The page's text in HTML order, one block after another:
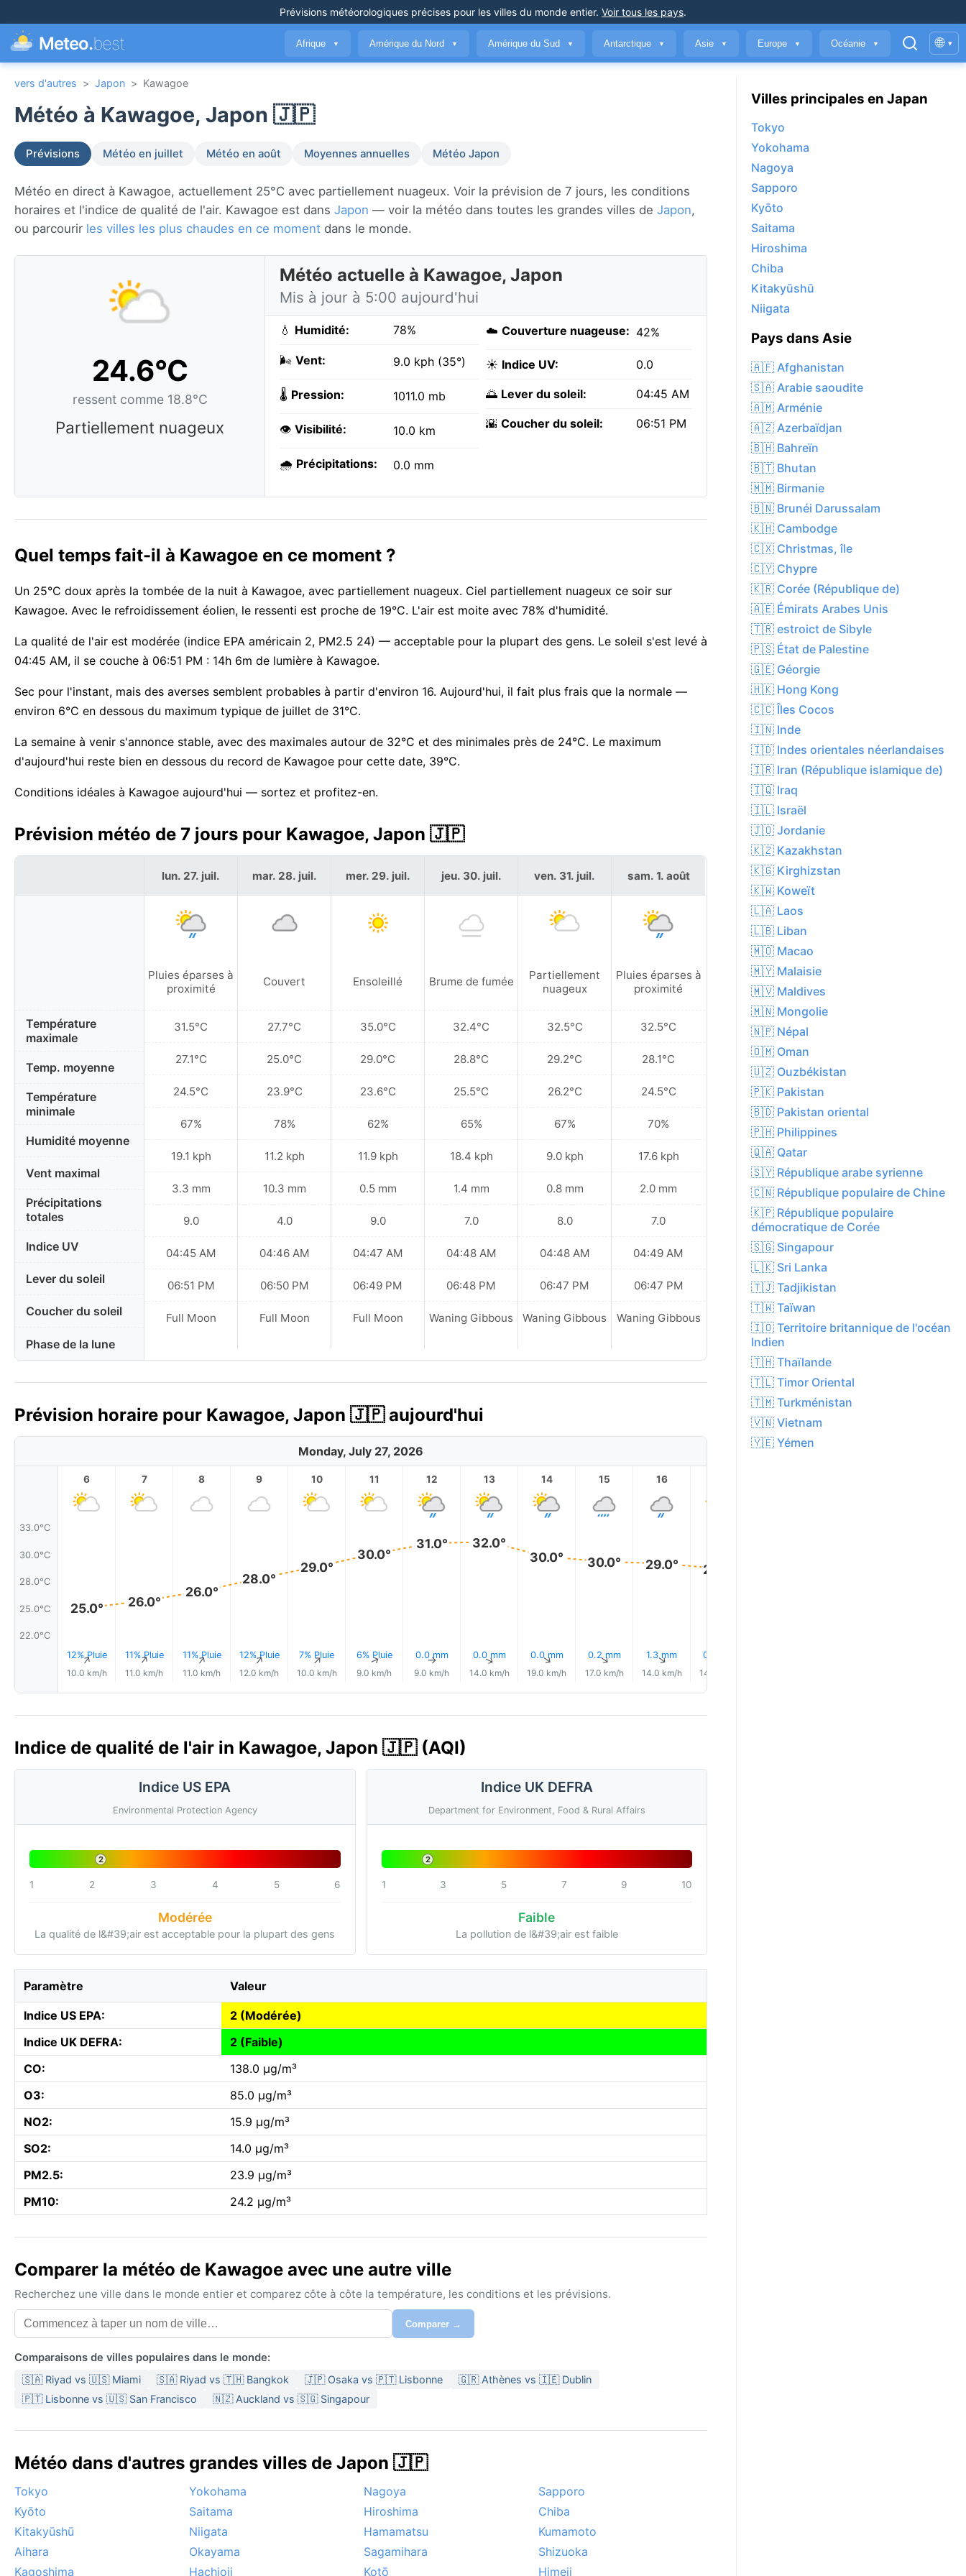
Prévisions météorologiques précises pour les villes du monde entier. Voir tous les pays.
Meteo.best Afrique ▼ Amérique du Nord ▼ Amérique du Sud ▼ Antarctique ▼ Asie ▼ Europe ▼ Océanie ▼ 🌐 ▾
vers d'autres > Japon > Kawagoe
Météo à Kawagoe, Japon 🇯🇵
Prévisions Météo en juillet Météo en août Moyennes annuelles Météo Japon
Météo en direct à Kawagoe, actuellement 25°C avec partiellement nuageux. Voir la prévision de 7 jours, les conditions
horaires et l'indice de qualité de l'air. Kawagoe est dans Japon — voir la météo dans toutes les grandes villes de Japon,
ou parcourir les villes les plus chaudes en ce moment dans le monde.
24.6°C
ressent comme 18.8°C
Partiellement nuageux
Météo actuelle à Kawagoe, Japon
Mis à jour à 5:00 aujourd'hui
💧 Humidité: 78%
🌬️ Vent: 9.0 kph (35°)
🌡️ Pression: 1011.0 mb
👁️ Visibilité: 10.0 km
🌧️ Précipitations: 0.0 mm
☁️ Couverture nuageuse: 42%
☀️ Indice UV: 0.0
🌅 Lever du soleil: 04:45 AM
🌇 Coucher du soleil: 06:51 PM
Quel temps fait-il à Kawagoe en ce moment ?
Un 25°C doux après la tombée de la nuit à Kawagoe, avec partiellement nuageux. Ciel partiellement nuageux ce soir sur
Kawagoe. Avec le refroidissement éolien, le ressenti est proche de 19°C. L'air est moite avec 78% d'humidité.
La qualité de l'air est modérée (indice EPA américain 2, PM2.5 24) — acceptable pour la plupart des gens. Le soleil s'est levé à
04:45 AM, il se couche à 06:51 PM : 14h 6m de lumière à Kawagoe.
Sec pour l'instant, mais des averses semblent probables à partir d'environ 16. Aujourd'hui, il fait plus frais que la normale —
environ 6°C en dessous du maximum typique de juillet de 31°C.
La semaine à venir s'annonce stable, avec des maximales autour de 32°C et des minimales près de 24°C. Le maximum
d'aujourd'hui reste bien en dessous du record de Kawagoe pour cette date, 39°C.
Conditions idéales à Kawagoe aujourd'hui — sortez et profitez-en.
Prévision météo de 7 jours pour Kawagoe, Japon 🇯🇵
Température
maximale
Temp. moyenne
Température
minimale
Humidité moyenne
Vent maximal
Précipitations
totales
Indice UV
Lever du soleil
Coucher du soleil
Phase de la lune
lun. 27. juil.
Pluies éparses à
proximité
31.5°C
27.1°C
24.5°C
67%
19.1 kph
3.3 mm
9.0
04:45 AM
06:51 PM
Full Moon
mar. 28. juil.
Couvert
27.7°C
25.0°C
23.9°C
78%
11.2 kph
10.3 mm
4.0
04:46 AM
06:50 PM
Full Moon
mer. 29. juil.
Ensoleillé
35.0°C
29.0°C
23.6°C
62%
11.9 kph
0.5 mm
9.0
04:47 AM
06:49 PM
Full Moon
jeu. 30. juil.
Brume de fumée
32.4°C
28.8°C
25.5°C
65%
18.4 kph
1.4 mm
7.0
04:48 AM
06:48 PM
Waning Gibbous
ven. 31. juil.
Partiellement
nuageux
32.5°C
29.2°C
26.2°C
67%
9.0 kph
0.8 mm
8.0
04:48 AM
06:47 PM
Waning Gibbous
sam. 1. août
Pluies éparses à
proximité
32.5°C
28.1°C
24.5°C
70%
17.6 kph
2.0 mm
7.0
04:49 AM
06:47 PM
Waning Gibbous
Prévision horaire pour Kawagoe, Japon 🇯🇵 aujourd'hui
Monday, July 27, 2026
33.0°C
30.0°C
28.0°C
25.0°C
22.0°C
6
25.0°
12% Pluie
↑
10.0 km/h
7
26.0°
11% Pluie
↑
11.0 km/h
8
26.0°
11% Pluie
↑
11.0 km/h
9
28.0°
12% Pluie
↑
12.0 km/h
10
29.0°
7% Pluie
↑
10.0 km/h
11
30.0°
6% Pluie
↑
9.0 km/h
12
31.0°
0.0 mm
↑
9.0 km/h
13
32.0°
0.0 mm
↑
14.0 km/h
14
30.0°
0.0 mm
↑
19.0 km/h
15
30.0°
0.2 mm
↑
17.0 km/h
16
29.0°
1.3 mm
↑
14.0 km/h
29.0°
0.5 mm
14.0 km/h
Indice de qualité de l'air in Kawagoe, Japon 🇯🇵 (AQI)
Indice US EPA
Environmental Protection Agency
2
1 2 3 4 5 6
Modérée
La qualité de l&#39;air est acceptable pour la plupart des gens
Indice UK DEFRA
Department for Environment, Food & Rural Affairs
2
1 3 5 7 9 10
Faible
La pollution de l&#39;air est faible
Paramètre Valeur
Indice US EPA:
2 (Modérée)
Indice UK DEFRA:
2 (Faible)
CO:
138.0 µg/m³
O3:
85.0 µg/m³
NO2:
15.9 µg/m³
SO2:
14.0 µg/m³
PM2.5:
23.9 µg/m³
PM10:
24.2 µg/m³
Comparer la météo de Kawagoe avec une autre ville
Recherchez une ville dans le monde entier et comparez côte à côte la température, les conditions et les prévisions.
Comparer →
Comparaisons de villes populaires dans le monde:
🇸🇦 Riyad vs 🇺🇸 Miami 🇸🇦 Riyad vs 🇹🇭 Bangkok 🇯🇵 Osaka vs 🇵🇹 Lisbonne
🇬🇷 Athènes vs 🇮🇪 Dublin
🇵🇹 Lisbonne vs 🇺🇸 San Francisco
🇳🇿 Auckland vs 🇸🇬 Singapour
Météo dans d'autres grandes villes de Japon 🇯🇵
Tokyo Yokohama Nagoya
Sapporo
Kyōto
Saitama Hiroshima
Chiba
Kitakyūshū
Niigata Hamamatsu
Kumamoto
Aihara
Okayama Sagamihara
Shizuoka
Kagoshima
Hachioji Kotō Himeji
Villes principales en Japan
Tokyo
Yokohama
Nagoya
Sapporo
Kyōto
Saitama
Hiroshima
Chiba
Kitakyūshū
Niigata
Pays dans Asie
🇦🇫 Afghanistan
🇸🇦 Arabie saoudite
🇦🇲 Arménie
🇦🇿 Azerbaïdjan
🇧🇭 Bahreïn
🇧🇹 Bhutan
🇲🇲 Birmanie
🇧🇳 Brunéi Darussalam
🇰🇭 Cambodge
🇨🇽 Christmas, île
🇨🇾 Chypre
🇰🇷 Corée (République de)
🇦🇪 Émirats Arabes Unis
🇹🇷 estroict de Sibyle
🇵🇸 État de Palestine
🇬🇪 Géorgie
🇭🇰 Hong Kong
🇨🇨 Îles Cocos
🇮🇳 Inde
🇮🇩 Indes orientales néerlandaises
🇮🇷 Iran (République islamique de)
🇮🇶 Iraq
🇮🇱 Israël
🇯🇴 Jordanie
🇰🇿 Kazakhstan
🇰🇬 Kirghizstan
🇰🇼 Koweït
🇱🇦 Laos
🇱🇧 Liban
🇲🇴 Macao
🇲🇾 Malaisie
🇲🇻 Maldives
🇲🇳 Mongolie
🇳🇵 Népal
🇴🇲 Oman
🇺🇿 Ouzbékistan
🇵🇰 Pakistan
🇧🇩 Pakistan oriental
🇵🇭 Philippines
🇶🇦 Qatar
🇸🇾 République arabe syrienne
🇨🇳 République populaire de Chine
🇰🇵 République populaire
démocratique de Corée
🇸🇬 Singapour
🇱🇰 Sri Lanka
🇹🇯 Tadjikistan
🇹🇼 Taïwan
🇮🇴 Territoire britannique de l'océan
Indien
🇹🇭 Thaïlande
🇹🇱 Timor Oriental
🇹🇲 Turkménistan
🇻🇳 Vietnam
🇾🇪 Yémen